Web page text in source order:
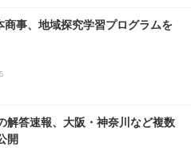
事、地域探究学習プログラムを
解答速報、大阪・神奈川など複数
開